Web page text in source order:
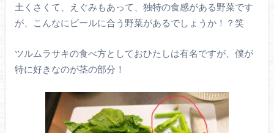
土くさくて、えぐみもあって、独特の食感がある野菜です
が、こんなにビールに合う野菜があるでしょうか！？笑
ツルムラサキの食べ方としておひたしは有名ですが、僕が
特に好きなのが茎の部分！